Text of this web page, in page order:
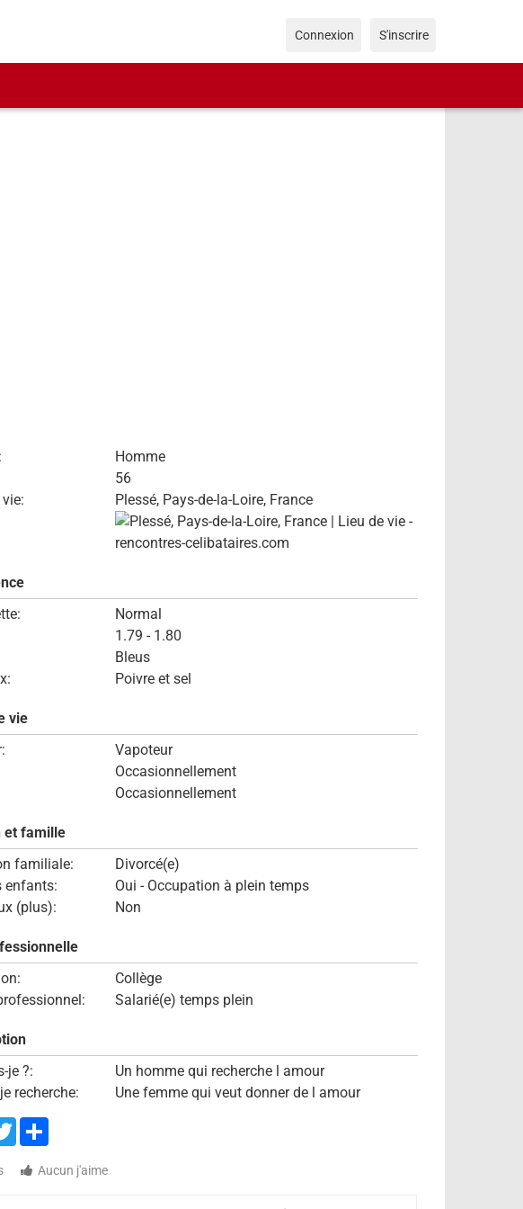
Connexion S'inscrire
Homme
56
Plessé, Pays-de-la-Loire, France
Normal
1.79 - 1.80
Bleus
Poivre et sel
vie
Vapoteur
Occasionnellement
Occasionnellement
et famille
familiale:
Divorcé(e)
enfants:
Oui - Occupation à plein temps
(plus):
Non
Collège
Salarié(e) temps plein
je ?:
Un homme qui recherche l amour
recherche:
Une femme qui veut donner de l amour
TwitterShare
Aucun j'aime